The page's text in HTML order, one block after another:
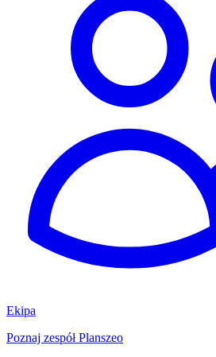
Ekipa
Poznaj zespół Planszeo